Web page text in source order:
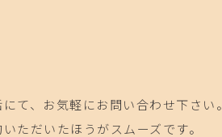
て、お気軽にお問い合わせ下さい。
ただいたほうがスムーズです。